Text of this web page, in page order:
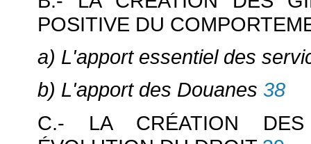
POSITIVE DU
a) L'apport essentiel des
b) L'apport des Douanes 38
C.- LA CRÉATION DES